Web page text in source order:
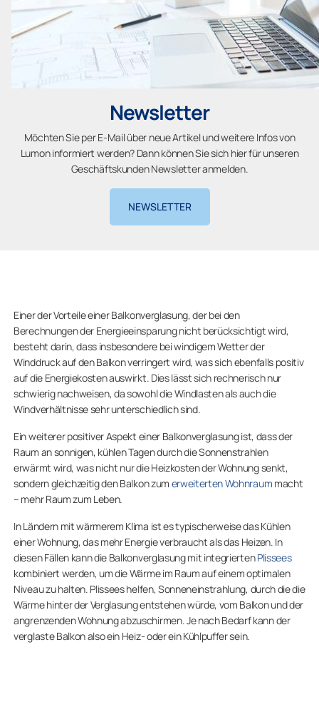
Newsletter
Möchten Sie per E-Mail über neue Artikel und weitere Infos von
Lumon informiert werden? Dann können Sie sich hier für unseren
Geschäftskunden Newsletter anmelden.
NEWSLETTER
Einer der Vorteile einer Balkonverglasung, der bei den
Berechnungen der Energieeinsparung nicht berücksichtigt wird,
besteht darin, dass insbesondere bei windigem Wetter der
Winddruck auf den Balkon verringert wird, was sich ebenfalls positiv
auf die Energiekosten auswirkt. Dies lässt sich rechnerisch nur
schwierig nachweisen, da sowohl die Windlasten als auch die
Windverhältnisse sehr unterschiedlich sind.
Ein weiterer positiver Aspekt einer Balkonverglasung ist, dass der
Raum an sonnigen, kühlen Tagen durch die Sonnenstrahlen
erwärmt wird, was nicht nur die Heizkosten der Wohnung senkt,
sondern gleichzeitig den Balkon zum erweiterten Wohnraum macht
– mehr Raum zum Leben.
In Ländern mit wärmerem Klima ist es typischerweise das Kühlen
einer Wohnung, das mehr Energie verbraucht als das Heizen. In
diesen Fällen kann die Balkonverglasung mit integriertenPlissees
kombiniert werden, um die Wärme im Raum auf einem optimalen
Niveau zu halten. Plissees helfen, Sonneneinstrahlung, durch die die
Wärme hinter der Verglasung entstehen würde, vom Balkon und der
angrenzenden Wohnung abzuschirmen. Je nach Bedarf kann der
verglaste Balkon also ein Heiz- oder ein Kühlpuffer sein.